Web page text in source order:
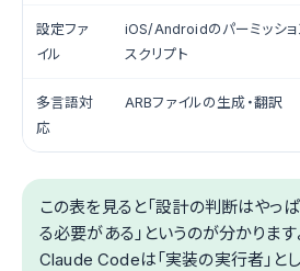
設定ファ
イル
iOS/Androidのパーミッショ
スクリプト
多言語対
応
ARBファイルの生成・翻訳
この表を見ると「設計の判断はやっ
る必要がある」というのが分かります
Claude Codeは「実装の実行者」と